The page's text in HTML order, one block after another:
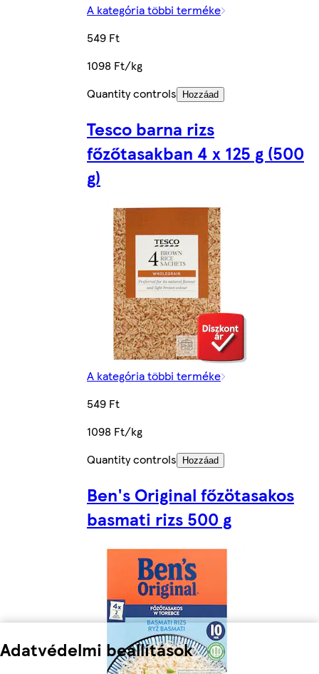
Adatvédelmi beállítások
A kategória többi terméke
549 Ft
1098 Ft/kg
Quantity controls
Hozzáad
Tesco barna rizs
főzőtasakban 4 x 125 g (500
g)
A kategória többi terméke
549 Ft
1098 Ft/kg
Quantity controls
Hozzáad
Ben's Original főzötasakos
basmati rizs 500 g